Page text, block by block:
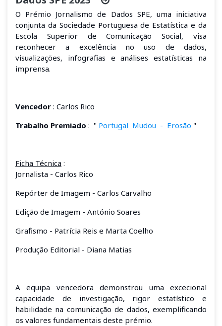
O Prémio Jornalismo de Dados SPE, uma iniciativa
conjunta da Sociedade Portuguesa de Estatística e da
Escola Superior de Comunicação Social, visa
reconhecer a excelência no uso de dados,
visualizações, infografias e análises estatísticas na
imprensa.
Vencedor : Carlos Rico
Trabalho Premiado : " Portugal Mudou - Erosão "
Ficha Técnica :
Jornalista - Carlos Rico
Repórter de Imagem - Carlos Carvalho
Edição de Imagem - António Soares
Grafismo - Patrícia Reis e Marta Coelho
Produção Editorial - Diana Matias
A equipa vencedora demonstrou uma excecional
capacidade de investigação, rigor estatístico e
habilidade na comunicação de dados, exemplificando
os valores fundamentais deste prémio.